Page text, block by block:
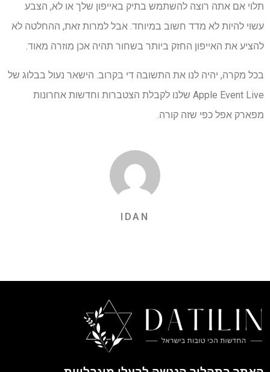
תלוי אם אתה רוצה להשתמש בתיק באייפון שלך או לא, הצבע
עשוי להיות לא מדד חשוב במיוחד. אבל למרות זאת, ההחלטה לא
להציע את האייפון החזק ביותר בשחור תהיה אכן מוזרה מאוד.
בכל מקרה, יהיה לנו את התשובה די בקרוב. הישאר נעול בבלוג של
Apple Event Live שלנו לקבלת הצטברות וחדשות אחרונות
מפארק אפל כפי שזה קורה.
IDAN